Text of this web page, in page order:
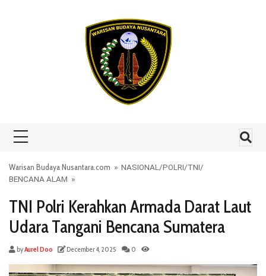
Warisan Budaya Nusantara.com » NASIONAL /POLRI/TNI/
BENCANA ALAM »
TNI Polri Kerahkan Armada Darat Laut
Udara Tangani Bencana Sumatera
byAurel Doo December 4, 2025 0